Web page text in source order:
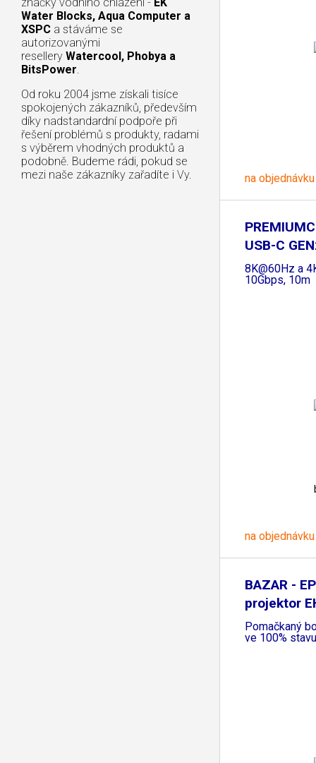
Water Blocks, Aqua Computer a
XSPC a stáváme se
autorizovanými
resellery Watercool, Phobya a
BitsPower.
Od roku 2004 jsme získali tisíce
spokojených zákazníků, především
díky nadstandardní podpoře při
řešení problémů s produkty, radami
s výběrem vhodných produktů a
podobně. Budeme rádi, pokud se
mezi naše zákazníky zařadíte i Vy.
na objednávku
USB-C
8K@60Hz a
10Gbps, 10m
na objednávku
BAZAR -
projektor
Pomačkaný
ve 100% stavu